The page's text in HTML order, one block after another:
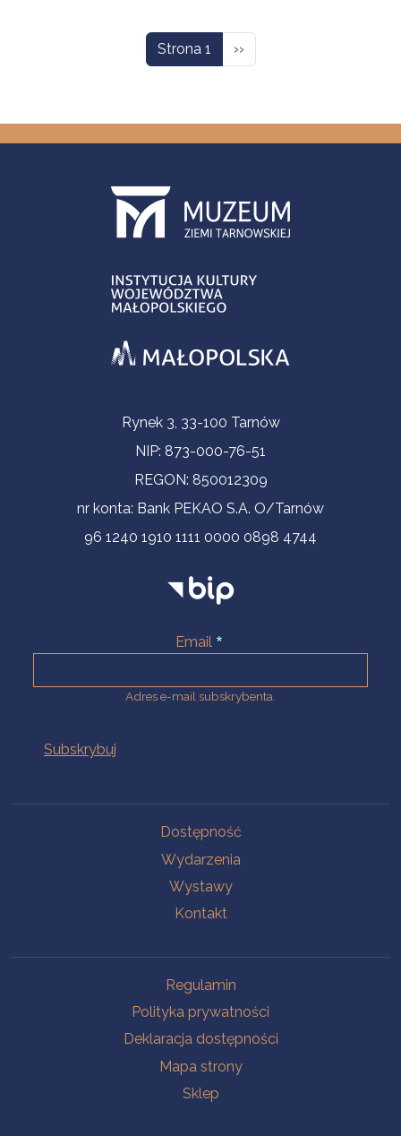
Strona 1 Następna strona
››
Informacje kontaktoweRynek 3, 33-100 Tarnów
NIP: 873-000-76-51
REGON: 850012309
nr konta: Bank PEKAO S.A. O/Tarnów
96 1240 1910 1111 0000 0898 4744
Email
Adres e-mail subskrybenta.
Dostępność
Wydarzenia
Wystawy
Kontakt
Regulamin
Polityka prywatności
Deklaracja dostępności
Mapa strony
Sklep